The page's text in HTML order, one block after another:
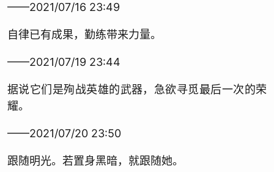
——2021/07/16 23:49
自律已有成果，勤练带来力量。
——2021/07/19 23:44
据说它们是殉战英雄的武器，急欲寻觅最后一次的荣
耀。
——2021/07/20 23:50
跟随明光。若置身黑暗，就跟随她。